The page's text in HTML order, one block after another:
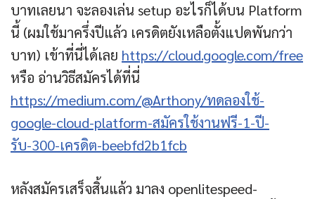
บาทเลยนา จะลองเล่น setup อะไรก็ได้บน Platform
นี้ (ผมใช้มาครึ่งปีแล้ว เครดิตยังเหลือตั้งแปดพันกว่า
บาท) เข้าที่นี่ได้เลย https://cloud.google.com/free
หรือ อ่านวิธีสมัครได้ที่นี่
https://medium.com/@Arthony/ทดลองใช้-
google-cloud-platform-สมัครใช้งานฟรี-1-ปี-
รับ-300-เครดิต-beebfd2b1fcb
หลังสมัครเสร็จสิ้นแล้ว มาลง openlitespeed-